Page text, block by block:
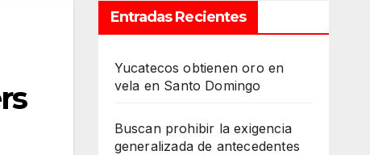
Entradas Recientes
Yucatecos obtienen oro en
vela en Santo Domingo
Buscan prohibir la exigencia
generalizada de antecedentes